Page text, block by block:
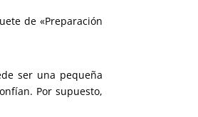
de «Preparación
ser una pequeña
Por supuesto,